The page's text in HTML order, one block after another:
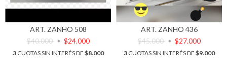
ART. ZANHO 508
$40.000
$24.000
3CUOTAS SIN INTERÉS DE $8.000
ART. ZANHO 436
$45.000
$27.000
3CUOTAS SIN INTERÉS DE $9.000